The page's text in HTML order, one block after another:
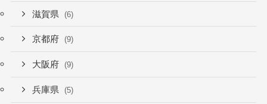
滋賀県 (6)
京都府 (9)
大阪府 (9)
兵庫県 (5)